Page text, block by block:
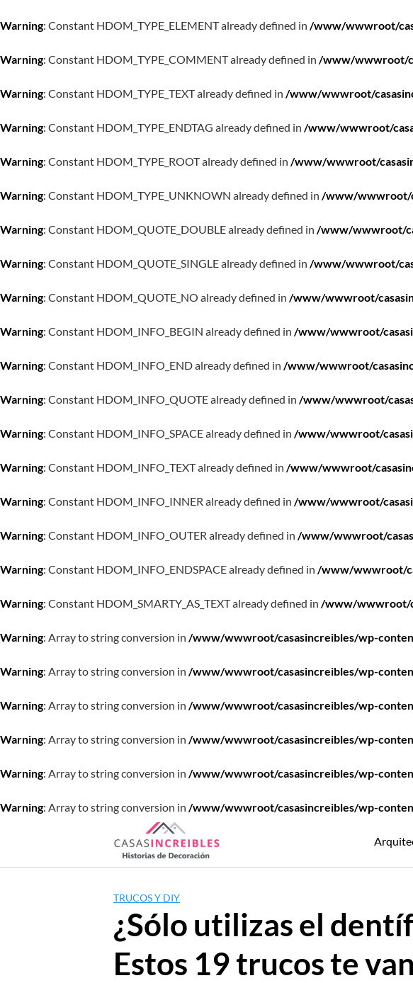
Warning: Constant HDOM_TYPE_ELEMENT already defined in /www/wwwroot/
Warning: Constant HDOM_TYPE_COMMENT already defined in /www/wwwroot/
Warning: Constant HDOM_TYPE_TEXT already defined in /www/wwwroot/
Warning: Constant HDOM_TYPE_ENDTAG already defined in /www/wwwroot/
Warning: Constant HDOM_TYPE_ROOT already defined in /www/wwwroot/
Warning: Constant HDOM_TYPE_UNKNOWN already defined in /www/wwwroot/
Warning: Constant HDOM_QUOTE_DOUBLE already defined in /www/wwwroot/
Warning: Constant HDOM_QUOTE_SINGLE already defined in /www/wwwroot/
Warning: Constant HDOM_QUOTE_NO already defined in /www/wwwroot/
Warning: Constant HDOM_INFO_BEGIN already defined in /www/wwwroot/
Warning: Constant HDOM_INFO_END already defined in /www/wwwroot/
Warning: Constant HDOM_INFO_QUOTE already defined in /www/wwwroot/
Warning: Constant HDOM_INFO_SPACE already defined in /www/wwwroot/
Warning: Constant HDOM_INFO_TEXT already defined in /www/wwwroot/
Warning: Constant HDOM_INFO_INNER already defined in /www/wwwroot/
Warning: Constant HDOM_INFO_OUTER already defined in /www/wwwroot/
Warning: Constant HDOM_INFO_ENDSPACE already defined in /www/wwwroot/
Warning: Constant HDOM_SMARTY_AS_TEXT already defined in /www/wwwroot/
Warning: Array to string conversion in /www/wwwroot/casasincreibles/wp-
Warning: Array to string conversion in /www/wwwroot/casasincreibles/wp-
Warning: Array to string conversion in /www/wwwroot/casasincreibles/wp-
Warning: Array to string conversion in /www/wwwroot/casasincreibles/wp-
Warning: Array to string conversion in /www/wwwroot/casasincreibles/wp-
Warning: Array to string conversion in /www/wwwroot/casasincreibles/wp-
TRUCOS Y DIY
¿Sólo utilizas el
Estos 19 trucos te